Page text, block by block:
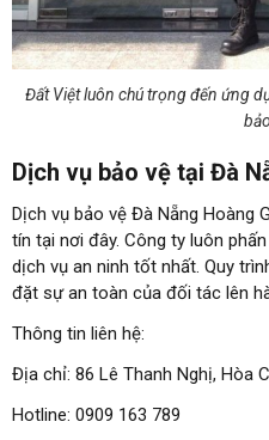
Đất Việt luôn chú trọng đến ứng
Dịch vụ bảo vệ tại Đà
Dịch vụ bảo vệ Đà Nẵng Hoàng
tín tại nơi đây. Công ty luôn
dịch vụ an ninh tốt nhất. Quy
đặt sự an toàn của đối tác lên
Thông tin liên hệ:
Địa chỉ: 86 Lê Thanh Nghị, Hòa
Hotline: 0909 163 789